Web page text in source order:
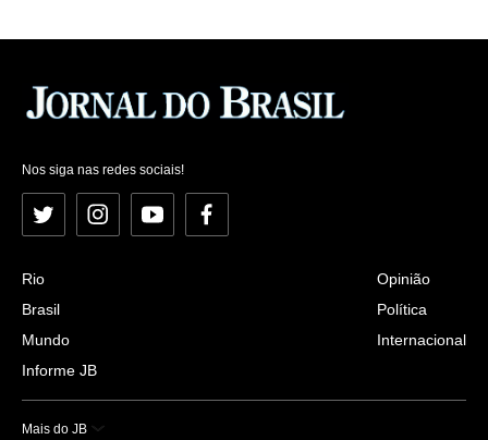
Nos siga nas redes sociais!
Twitter InstagramYouTubeFacebook
Rio
Brasil
Mundo
Informe JB
Opinião
Política
Internacional
Mais do JB